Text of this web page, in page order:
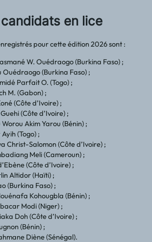
en lice
pour cette édition 2026 sont :
W. Ouédraogo (Burkina Faso) ;
(Burkina Faso) ;
Parfait O. (Togo) ;
M. (Gabon) ;
(Côte d’Ivoire) ;
(Côte d’Ivoire) ;
Akim Yarou (Bénin) ;
(Togo) ;
Christ-Salomon (Côte d’Ivoire) ;
Meli (Cameroun) ;
(Côte d’Ivoire) ;
Altidor (Haïti) ;
(Burkina Faso) ;
Kohougbla (Bénin) ;
Modi (Niger) ;
Doh (Côte d’Ivoire) ;
(Bénin) ;
Diène (Sénégal).